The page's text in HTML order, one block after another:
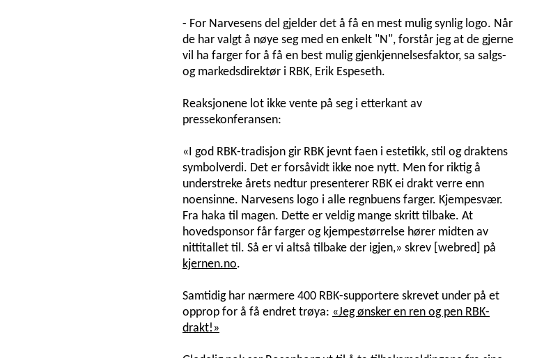
- For Narvesens del gjelder det å få en mest mulig synlig logo. Når
de har valgt å nøye seg med en enkelt "N", forstår jeg at de gjerne
vil ha farger for å få en best mulig gjenkjennelsesfaktor, sa salgs-
og markedsdirektør i RBK, Erik Espeseth.
Reaksjonene lot ikke vente på seg i etterkant av
pressekonferansen:
«I god RBK-tradisjon gir RBK jevnt faen i estetikk, stil og draktens
symbolverdi. Det er forsåvidt ikke noe nytt. Men for riktig å
understreke årets nedtur presenterer RBK ei drakt verre enn
noensinne. Narvesens logo i alle regnbuens farger. Kjempesvær.
Fra haka til magen. Dette er veldig mange skritt tilbake. At
hovedsponsor får farger og kjempestørrelse hører midten av
nittitallet til. Så er vi altså tilbake der igjen,» skrev [webred] på
kjernen.no.
Samtidig har nærmere 400 RBK-supportere skrevet under på et
opprop for å få endret trøya: «Jeg ønsker en ren og pen RBK-
drakt!»